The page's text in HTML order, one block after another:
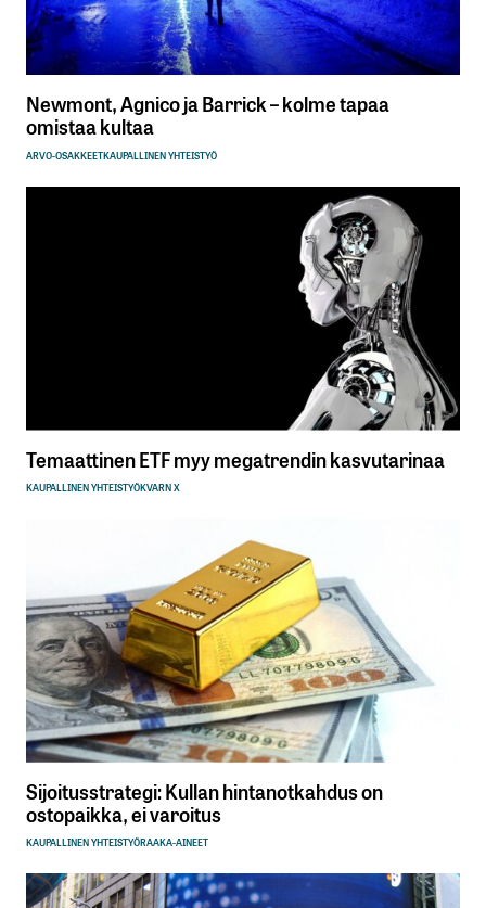
Newmont, Agnico ja Barrick – kolme tapaa
omistaa kultaa
ARVO-OSAKKEETKAUPALLINEN YHTEISTYÖ
Temaattinen ETF myy megatrendin kasvutarinaa
KAUPALLINEN YHTEISTYÖKVARN X
Sijoitusstrategi: Kullan hintanotkahdus on
ostopaikka, ei varoitus
KAUPALLINEN YHTEISTYÖRAAKA-AINEET